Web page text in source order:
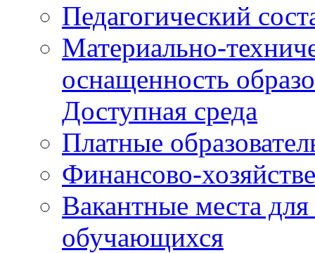
Педагогический
Материально-
оснащенность
Доступная среда
Платные
Финансово-
Вакантные места
обучающихся